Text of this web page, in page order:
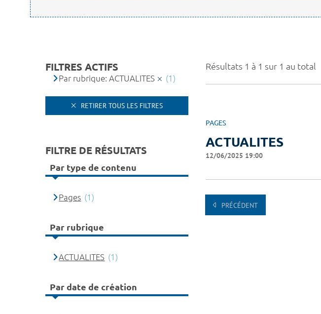
Résultats 1 à 1 sur 1 au total
PAGES
ACTUALITES
12/06/2025 19:00
PRÉCÉDENT
FILTRES ACTIFS
Par rubrique: ACTUALITES (1)
RETIRER TOUS LES FILTRES
FILTRE DE RÉSULTATS
Par type de contenu
Pages (1)
Par rubrique
ACTUALITES (1)
Par date de création